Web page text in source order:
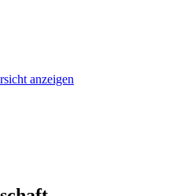
anzeigen